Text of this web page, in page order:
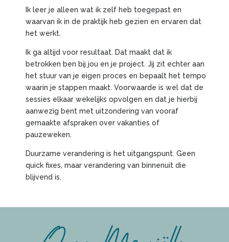
Ik leer je alleen wat ik zelf heb toegepast en
waarvan ik in de praktijk heb gezien en ervaren dat
het werkt.
Ik ga altijd voor resultaat. Dat maakt dat ik
betrokken ben bij jou en je project. Jij zit echter aan
het stuur van je eigen proces en bepaalt het tempo
waarin je stappen maakt. Voorwaarde is wel dat de
sessies elkaar wekelijks opvolgen en dat je hierbij
aanwezig bent met uitzondering van vooraf
gemaakte afspraken over vakanties of
pauzeweken.
Duurzame verandering is het uitgangspunt. Geen
quick fixes, maar verandering van binnenuit die
blijvend is.